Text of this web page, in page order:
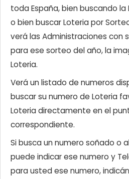
toda España, bien buscando
o bien buscar Loteria por
verá las Administraciones con
para ese sorteo del año, la
Loteria.
Verá un listado de numeros
buscar su numero de Loteria
Loteria directamente en el
correspondiente.
Si busca un numero soñado o
puede indicar ese numero y
para usted ese numero,